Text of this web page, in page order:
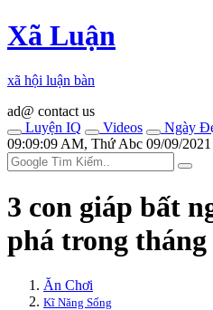
Xã Luận
xã hội luận bàn
ad@ contact us
Luyện IQ
Videos
Ngày
09:09:09 AM, Thứ Abc 09/09/2021
3 con giáp bất
phá trong tháng
Ăn Chơi
Kĩ Năng Sống